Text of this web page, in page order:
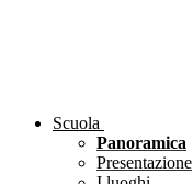
Scuola
Panoramica
Presentazione